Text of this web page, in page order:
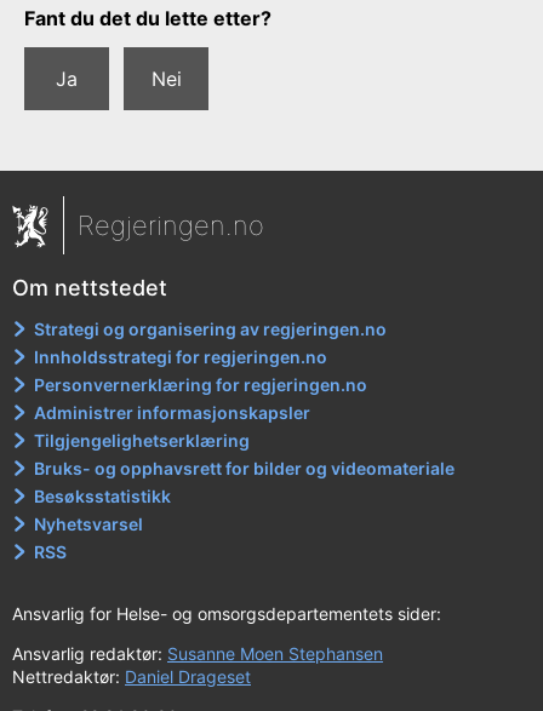
Tilbakemeldingsskjema
Fant du det du lette etter?
Ja Nei
Regjeringen.no
Om nettstedet
Strategi og organisering av regjeringen.no
Innholdsstrategi for regjeringen.no
Personvernerklæring for regjeringen.no
Administrer informasjonskapsler
Tilgjengelighetserklæring
Bruks- og opphavsrett for bilder og videomateriale
Besøksstatistikk
Nyhetsvarsel
RSS
Ansvarlig for Helse- og omsorgsdepartementets sider:
Ansvarlig redaktør: Susanne Moen Stephansen
Nettredaktør: Daniel Drageset